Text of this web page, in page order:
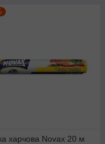
харчова Novax 20 м